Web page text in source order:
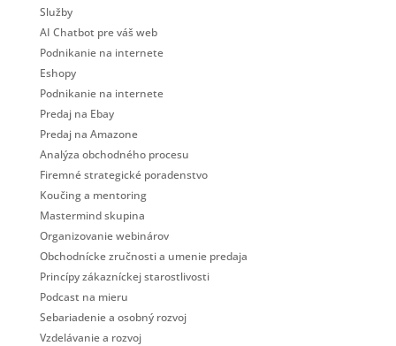
Služby
AI Chatbot pre váš web
Podnikanie na internete
Eshopy
Podnikanie na internete
Predaj na Ebay
Predaj na Amazone
Analýza obchodného procesu
Firemné strategické poradenstvo
Koučing a mentoring
Mastermind skupina
Organizovanie webinárov
Obchodnícke zručnosti a umenie predaja
Princípy zákazníckej starostlivosti
Podcast na mieru
Sebariadenie a osobný rozvoj
Vzdelávanie a rozvoj